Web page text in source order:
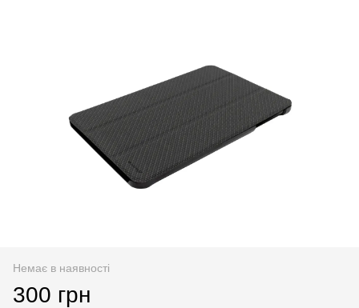
Немає в наявності
300 грн